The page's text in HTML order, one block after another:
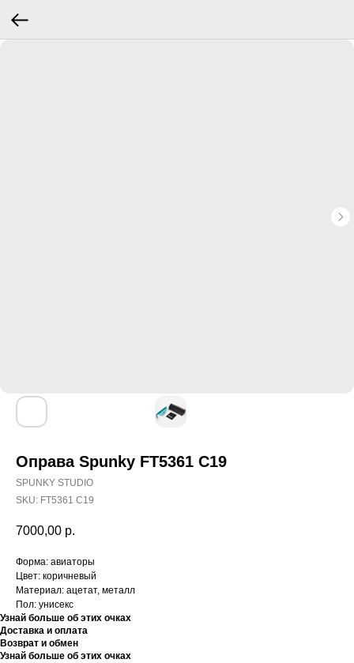
Оправа Spunky FT5361 C19
SPUNKY STUDIO
SKU: FT5361 C19
7000,00 р.
Форма: авиаторы
Цвет: коричневый
Материал: ацетат, металл
Пол: унисекс
Узнай больше об этих очках
Доставка и оплата
Возврат и обмен
Узнай больше об этих очках